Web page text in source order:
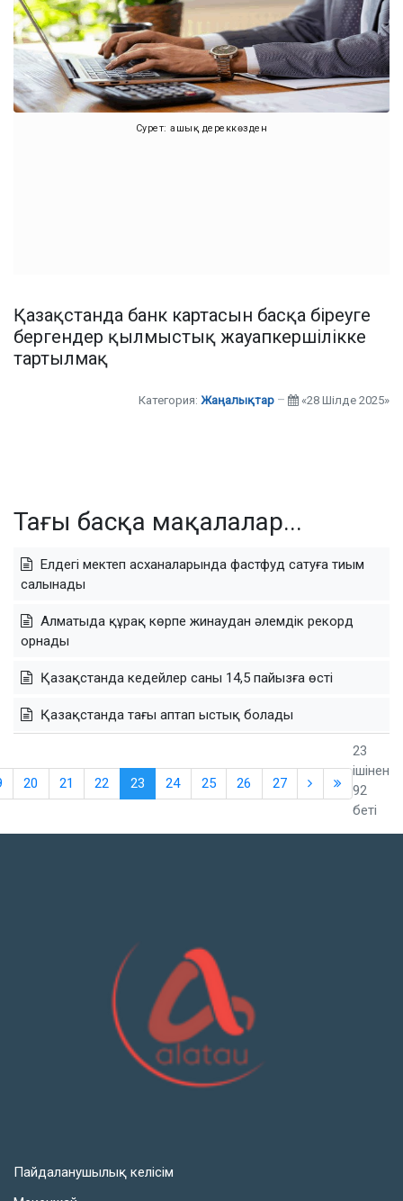
Сурет: ашық дереккөзден
Қазақстанда банк картасын басқа біреуге
бергендер қылмыстық жауапкершілікке
тартылмақ
Категория: Жаңалықтар «28 Шілде 2025»
Тағы басқа мақалалар...
Елдегі мектеп асханаларында фастфуд сатуға тиым
салынады
Алматыда құрақ көрпе жинаудан әлемдік рекорд
орнады
Қазақстанда кедейлер саны 14,5 пайызға өсті
Қазақстанда тағы аптап ыстық болады
23
ішінен
92
беті
20 21 22 23 24 25 26 27
Пайдаланушылық келісім